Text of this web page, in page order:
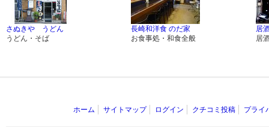
さぬきや うどん
うどん・そば
長崎和洋食 のだ家
お食事処・和食全般
居
居
ホーム サイトマップ ログイン クチコミ投稿 プライ